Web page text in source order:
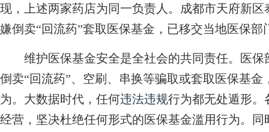
现，上述两家药店为同一负责人。成都市天府新
嫌倒卖“回流药”套取医保基金，已移交当地医保
维护医保基金安全是全社会的共同责任。医保
倒卖“回流药”、空刷、串换等骗取或套取医保基
为。大数据时代，任何违法违规行为都无处遁形。
经营，坚决杜绝任何形式的医保基金滥用行为。